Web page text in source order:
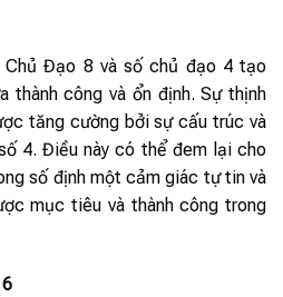
Chủ Đạo 8 và số chủ đạo 4 tạo
thành công và ổn định. Sự thịnh
tăng cường bởi sự cấu trúc và
4. Điều này có thể đem lại cho
số định một cảm giác tự tin và
mục tiêu và thành công trong